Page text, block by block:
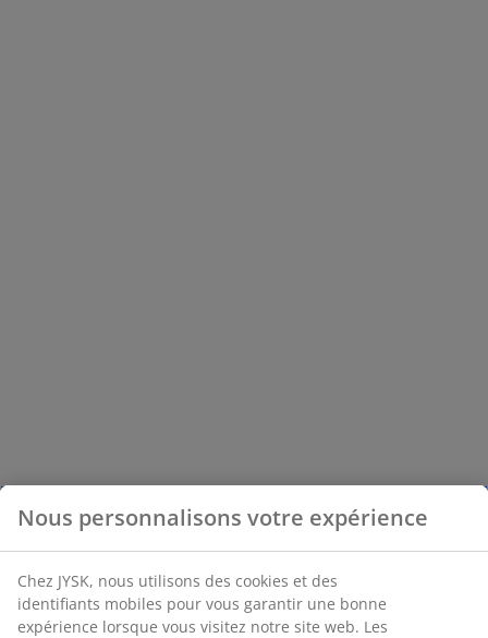
Nous personnalisons votre expérience
Chez JYSK, nous utilisons des cookies et des
identifiants mobiles pour vous garantir une bonne
expérience lorsque vous visitez notre site web. Les